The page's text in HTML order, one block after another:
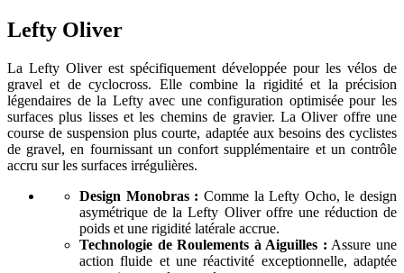
Lefty Oliver
La Lefty Oliver est spécifiquement développée pour les vélos de
gravel et de cyclocross. Elle combine la rigidité et la précision
légendaires de la Lefty avec une configuration optimisée pour les
surfaces plus lisses et les chemins de gravier. La Oliver offre une
course de suspension plus courte, adaptée aux besoins des cyclistes
de gravel, en fournissant un confort supplémentaire et un contrôle
accru sur les surfaces irrégulières.
Design Monobras : Comme la Lefty Ocho, le design
asymétrique de la Lefty Oliver offre une réduction de
poids et une rigidité latérale accrue.
Technologie de Roulements à Aiguilles : Assure une
action fluide et une réactivité exceptionnelle, adaptée